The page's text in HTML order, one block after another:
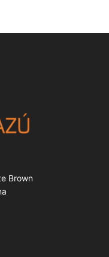
Brown